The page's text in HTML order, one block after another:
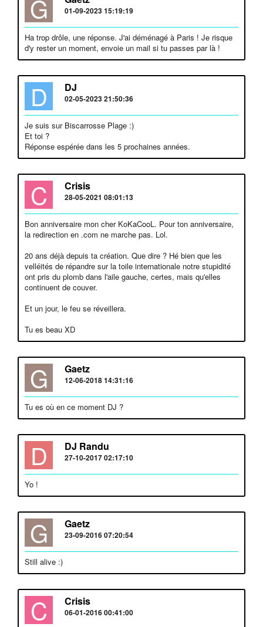
G 01-09-2023 15:19:19
Ha trop drôle, une réponse. J'ai déménagé à Paris ! Je risque
d'y rester un moment, envoie un mail si tu passes par là !
D DJ
02-05-2023 21:50:36
Je suis sur Biscarrosse Plage :)
Et toi ?
Réponse espérée dans les 5 prochaines années.
C Crisis
28-05-2021 08:01:13
Bon anniversaire mon cher KoKaCooL. Pour ton anniversaire,
la redirection en .com ne marche pas. Lol.
20 ans déjà depuis ta création. Que dire ? Hé bien que les
velléités de répandre sur la toile internationale notre stupidité
ont pris du plomb dans l'aile gauche, certes, mais qu'elles
continuent de couver.
Et un jour, le feu se réveillera.
Tu es beau XD
G Gaetz
12-06-2018 14:31:16
Tu es où en ce moment DJ ?
D DJ Randu
27-10-2017 02:17:10
Yo !
G Gaetz
23-09-2016 07:20:54
Still alive :)
C Crisis
06-01-2016 00:41:00